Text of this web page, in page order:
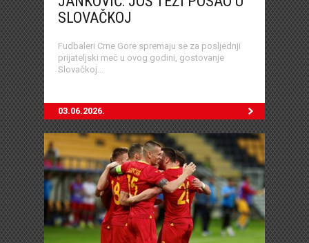
SLOVAČKOJ
Fudbaleri Crne Gore spremaju se za posljednji
prijateljski meč u ovog godini, gostovanje
Slovačkoj...
03.06.2026.